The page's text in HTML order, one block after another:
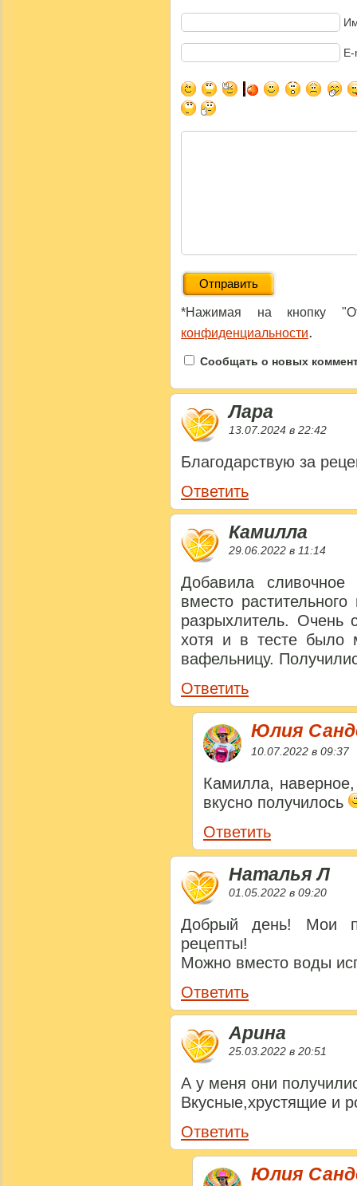
*Нажимая на кнопку
конфиденциальности.
Сообщать о новых
Лара
13.07.2024 в 22:42
Благодарствую за
Ответить
Камилла
29.06.2022 в 11:14
Добавила
вместо
разрыхлитель. Очень
хотя и в тесте было
вафельницу.
Ответить
Юлия
10.07.2022 в 09:37
Камилла,
вкусно получилось
Ответить
Наталья Л
01.05.2022 в 09:20
Добрый день! Мои
рецепты!
Можно вместо воды
Ответить
Арина
25.03.2022 в 20:51
А у меня они
Вкусные,хрустящие и
Ответить
Юлия